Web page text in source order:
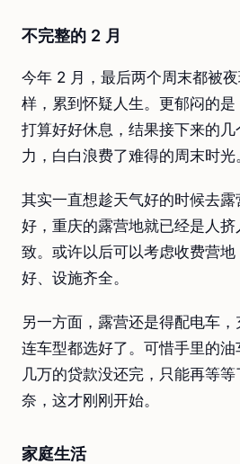
不完整的 2 月
今年 2 月，最后两个周末都被
样，累到怀疑人生。更郁闷的
打算好好休息，结果接下来的
力，白白浪费了难得的周末时光
其实一直想趁天气好的时候去
好，重庆的露营地就已经是人
致。或许以后可以考虑收费营
好、设施齐全。
另一方面，露营还是得配电车，
连车型都选好了。可惜手里的
几万的贷款没还完，只能再等
奈，这才刚刚开始。
家庭生活